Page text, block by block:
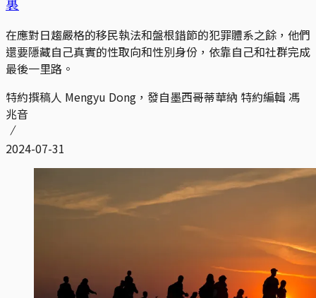
在應對日趨嚴格的移民執法和盤根錯節的犯罪體系之餘，他們
還要隱藏自己真實的性取向和性別身份，依靠自己和社群完成
最後一里路。
特約撰稿人 Mengyu Dong，發自墨西哥蒂華納 特約編輯 馮
兆音
2024-07-31